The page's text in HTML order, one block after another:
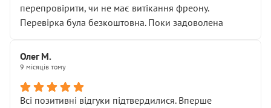
перепровірити, чи не має витікання фреону.
Перевірка була безкоштовна. Поки задоволена
Олег М.
9 місяців тому
Всі позитивні відгуки підтвердилися. Вперше